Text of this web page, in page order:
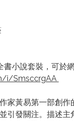
書小說套裝，可於
i/SmsccrgAA
家黃易第一部創
引發關注。描述主